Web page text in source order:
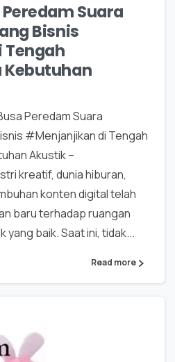
Suara
Bisnis
Tengah
Peredam Suara
#Menjanjikan di Tengah
Akustik –
kreatif, dunia hiburan,
konten digital telah
baru terhadap ruangan
yang baik. Saat ini, tidak...
Read more